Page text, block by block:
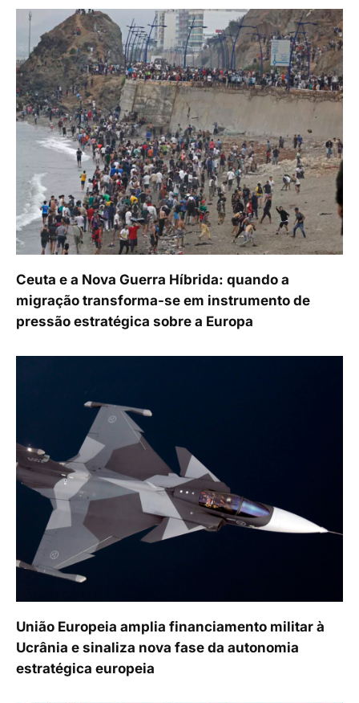
Ceuta e a Nova Guerra Híbrida: quando a
migração transforma-se em instrumento de
pressão estratégica sobre a Europa
União Europeia amplia financiamento militar à
Ucrânia e sinaliza nova fase da autonomia
estratégica europeia